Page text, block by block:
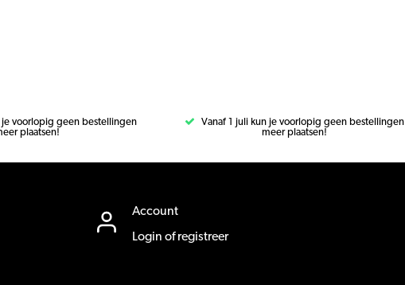
je voorlopig geen bestellingen
plaatsen!
Vanaf 1 juli kun je voorlopig geen bestellingen
meer plaatsen!
Account
Login of registreer